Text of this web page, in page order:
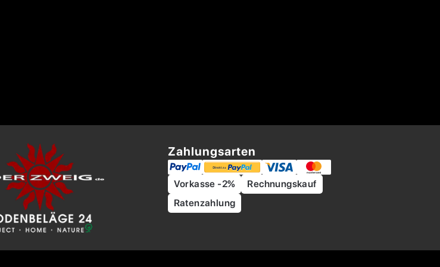
Zahlungsarten
Vorkasse -2%
Rechnungskauf
Ratenzahlung